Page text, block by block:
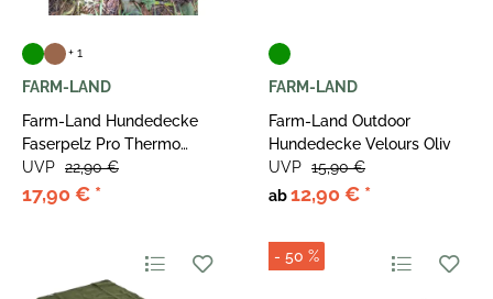
+ 1
FARM-LAND
Farm-Land Hundedecke
Faserpelz Pro Thermo
50x70 cm
17,90 € *
UVP 22,90 €
FARM-LAND
Farm-Land Outdoor
Hundedecke Velours Oliv
ab12,90 € *
UVP 15,90 €
- 50 %